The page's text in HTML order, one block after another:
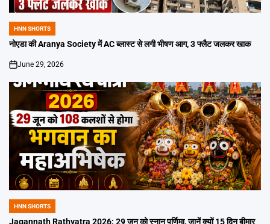
POSTED
IN
HNN SHORTS
नोएडा की Aranya Society में AC ब्लास्ट से लगी भीषण आग, 3 फ्लैट जलकर खाक
on
June 29, 2026
POSTED
IN
HNN SHORTS
Jagannath Rathyatra 2026: 29 जून को स्नान पूर्णिमा, जानें क्यों 15 दिन बीमार